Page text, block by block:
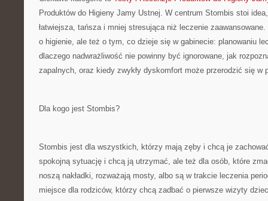
Produktów do Higieny Jamy Ustnej. W centrum Stombis stoi
łatwiejsza, tańsza i mniej stresująca niż leczenie
o higienie, ale też o tym, co dzieje się w gabinecie: planowaniu
dlaczego nadwrażliwość nie powinny być ignorowane, jak
zapalnych, oraz kiedy zwykły dyskomfort może przerodzić się w
Dla kogo jest Stombis?
Stombis jest dla wszystkich, którzy mają zęby i chcą je
spokojną sytuację i chcą ją utrzymać, ale też dla osób, które
noszą nakładki, rozważają mosty, albo są w trakcie leczenia
miejsce dla rodziców, którzy chcą zadbać o pierwsze wizyty